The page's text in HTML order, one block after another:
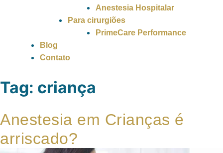
Anestesia Hospitalar
Para cirurgiões
PrimeCare Performance
Blog
Contato
Tag: criança
Anestesia em Crianças é
arriscado?